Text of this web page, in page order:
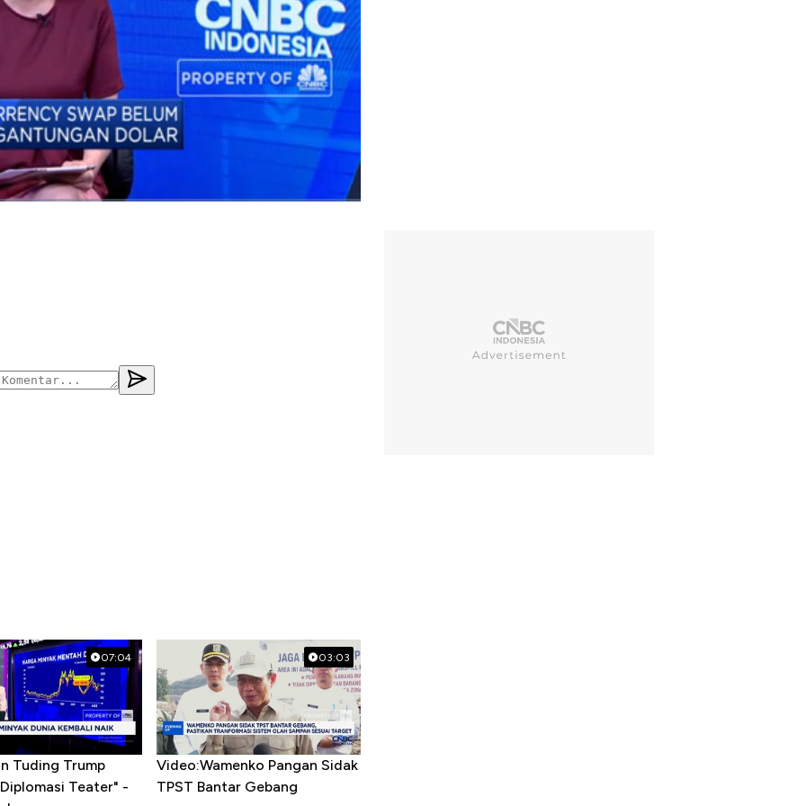
07:04
Tuding Trump
Teater" -
03:03
Video:Wamenko Pangan Sidak
TPST Bantar Gebang